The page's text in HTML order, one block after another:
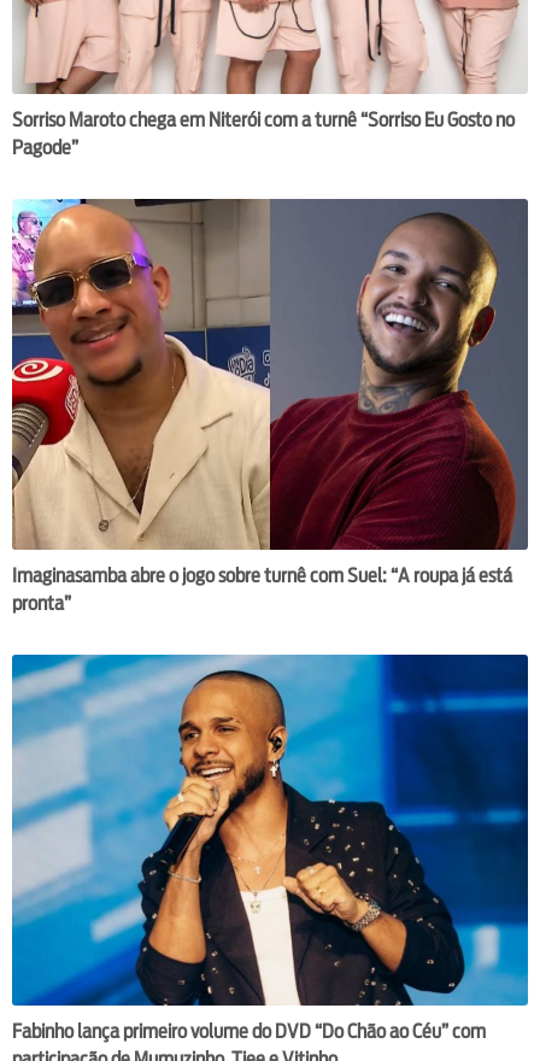
Sorriso Maroto chega em Niterói com a turnê “Sorriso Eu Gosto no
Pagode”
Imaginasamba abre o jogo sobre turnê com Suel: “A roupa já está
pronta”
Fabinho lança primeiro volume do DVD “Do Chão ao Céu” com